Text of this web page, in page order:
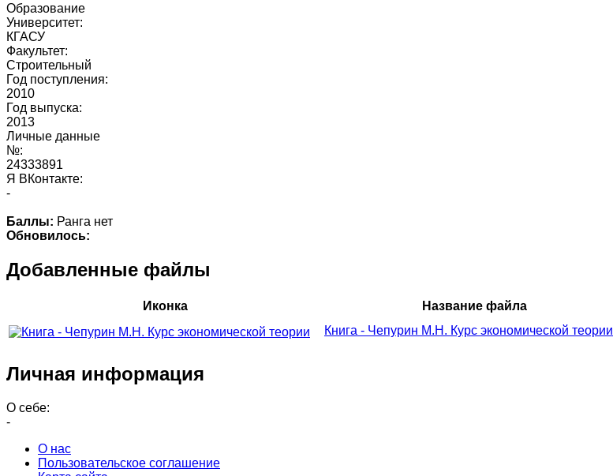
Образование
Университет:
КГАСУ
Факультет:
Строительный
Год поступления:
2010
Год выпуска:
2013
Личные данные
№:
24333891
Я ВКонтакте:
-
Баллы: Ранга нет
Обновилось:
Добавленные файлы
Иконка Название файла
Книга - Чепурин М.Н. Курс экономической теории
Личная информация
О себе:
-
О нас
Пользовательское соглашение